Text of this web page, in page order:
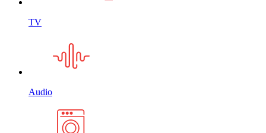
TV
Audio